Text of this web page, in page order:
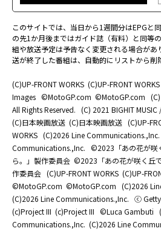
このサイトでは、当日から1週間分はEPGと
の先1か月後まではガイド誌（有料）と同等
組や放送予定は予告なく変更される場合が
送が終了した番組は、自動的にリストから削
(C)UP-FRONT WORKS (C)UP-FRONT WORKS
Images ©MotoGP.com ©MotoGP.com
All Rights Reserved. (C) 2021 BIGHIT MUSIC
(C)日本映画放送 (C)日本映画放送 (C)UP-
WORKS (C)2026 Line Communications.,Inc.
Communications.,Inc. ©2023「あの花が咲
ら。」製作委員会 ©2023「あの花が咲く丘
作委員会 (C)UP-FRONT WORKS (C)UP-
©MotoGP.com ©MotoGP.com (C)2026
(C)2026 Line Communications.,Inc. ⓒ
(c)Project III (c)Project III ©Luca Gambuti
Communications.,Inc. (C)2026 Line